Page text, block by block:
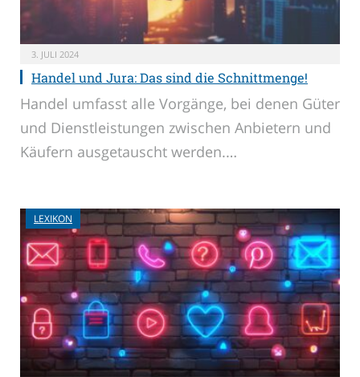
3. JULI 2024
Handel und Jura: Das sind die Schnittmenge!
Handel umfasst alle Vorgänge, bei denen Güter
und Dienstleistungen zwischen Anbietern und
Käufern ausgetauscht werden.…
LEXIKON